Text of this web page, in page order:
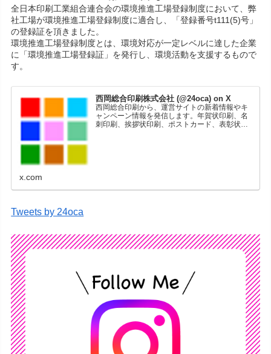
全日本印刷工業組合連合会の環境推進工場登録制度において、弊
社工場が環境推進工場登録制度に適合し、「登録番号t111(5)号」
の登録証を頂きました。
環境推進工場登録制度とは、環境対応が一定レベルに達した企業
に「環境推進工場登録証」を発行し、環境活動を支援するもので
す。
西岡総合印刷株式会社 (@24oca) on X
西岡総合印刷から、運営サイトの新着情報やキ
ャンペーン情報を発信します。年賀状印刷、名
刺印刷、挨拶状印刷、ポストカード、表彰状印
x.com
Tweets by 24oca